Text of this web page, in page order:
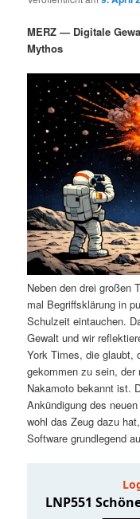
m
r
n
I
n
h
a
l
t
s
p
u
d
r
e
n
I
n
h
a
l
t
n
a
MERZ — Digitale
Mythos
Neben den drei großen
mal Begriffsklärung in
Schulzeit eintauchen.
Gewalt und wir
York Times, die glaubt,
gekommen zu sein,
Nakamoto bekannt ist.
Ankündigung des
wohl das Zeug dazu
Software grundlegend